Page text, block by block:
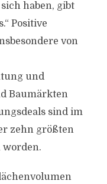
haben, gibt
Positive
von
und
Baumärkten
sind im
zehn größten
worden.